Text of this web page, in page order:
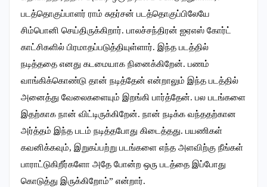
படத்தொகுப்பாளர் ராம் சுதர்சன் படத்தொகுப்பிலேயே
சிம்பொனி செய்திருக்கிறார். பாலச்சந்திரன் ஐஏஎஸ் கோர்ட்
காட்சிகளில் பிரமாதப்படுத்தியுள்ளார். இந்த படத்தில்
நடித்ததை எனது கடமையாக நினைக்கிறேன். பணம்
வாங்கிக்கொண்டு தான் நடித்தேன் என்றாலும் இந்த படத்தில்
அனைத்து வேலைகளையும் இறங்கி பார்த்தேன். பல படங்களை
இதற்காக நான் விட்டிருக்கிறேன். நான் நடிக்க வந்ததற்கான
அர்த்தம் இந்த படம் நடித்தபோது கிடைத்தது. பயணிகள்
கவனிக்கவும், இறுகப்பற்று படங்களை எந்த அளவிற்கு நீங்கள்
பாராட்டுகிறீர்களோ அதே போன்ற ஒரு படத்தை இப்போது
கொடுத்து இருக்கிறோம்” என்றார்.